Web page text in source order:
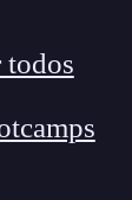
todos